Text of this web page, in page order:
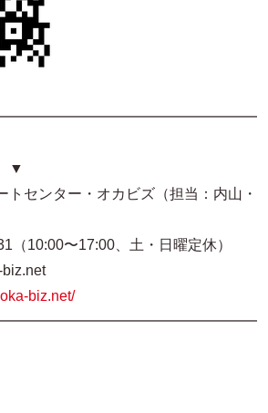
▼
トセンター・オカビズ（担当：内山・
（10:00〜17:00、土・日曜定休）
biz.net
biz.net/